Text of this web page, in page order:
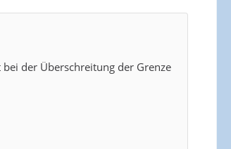
der Überschreitung der Grenze